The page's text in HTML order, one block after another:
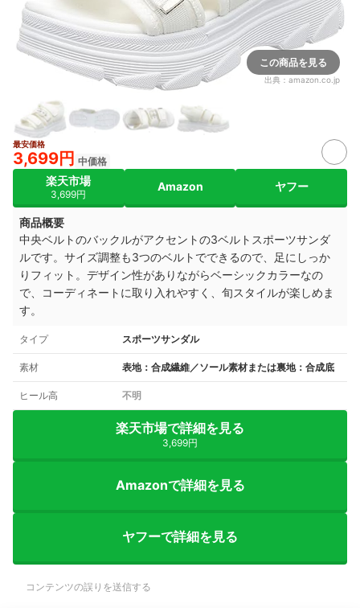
この商品を見る
出典： amazon.co.jp
最安価格
3,699円 中価格
楽天市場
3,699円
Amazon ヤフー
商品概要
中央ベルトのバックルがアクセントの3ベルトスポーツサンダ
ルです。 サイズ調整も3つのベルトでできるので、足にしっか
りフィット。 デザイン性がありながらベーシックカラーなの
で、コーディネートに取り入れやすく、旬スタイルが楽しめま
す。
タイプ スポーツサンダル
素材 表地：合成繊維／ソール素材または裏地：合成底
ヒール高 不明
楽天市場で詳細を見る
3,699円
Amazonで詳細を見る
ヤフーで詳細を見る
コンテンツの誤りを送信する